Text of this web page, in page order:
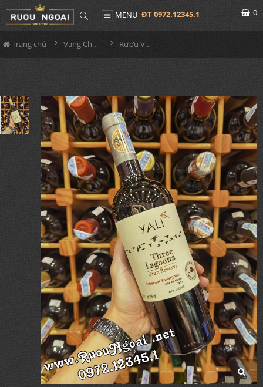
MENU ĐT 0972.12345.1 0
Trang chủ Vang Chile Rượu Vang Yali Gran Reserva Cabernet Sauvignon